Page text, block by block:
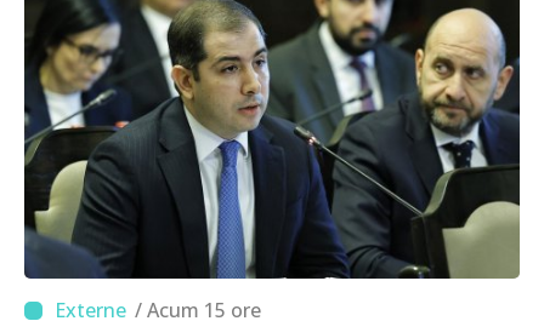
/ Acum 15 ore